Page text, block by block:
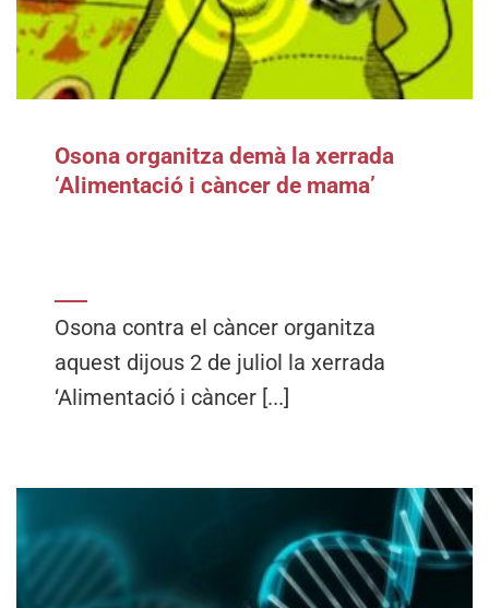
Osona organitza demà la xerrada
‘Alimentació i càncer de mama’
Osona contra el càncer organitza
aquest dijous 2 de juliol la xerrada
‘Alimentació i càncer [...]